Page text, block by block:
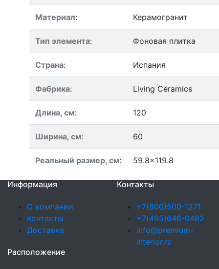
Материал: Керамогранит
Тип элемента: Фоновая плитка
Страна: Испания
Фабрика: Living Ceramics
Длина, см: 120
Ширина, см: 60
Реальный размер, см: 59.8x119.8
Информация
О компании
Контакты
Доставка
Контакты
+7(800)500-1271
+7(495)646-0482
info@premium-
interior.ru
Расположение